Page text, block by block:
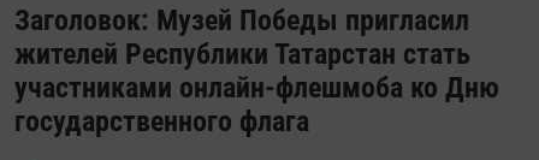
Заголовок: Музей Победы пригласил
жителей Республики Татарстан стать
участниками онлайн-флешмоба ко Дню
государственного флага